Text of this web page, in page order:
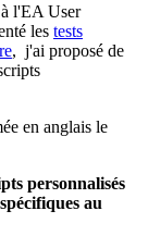
l'EA User
les tests
, j'ai proposé de
en anglais le
personnalisés
au